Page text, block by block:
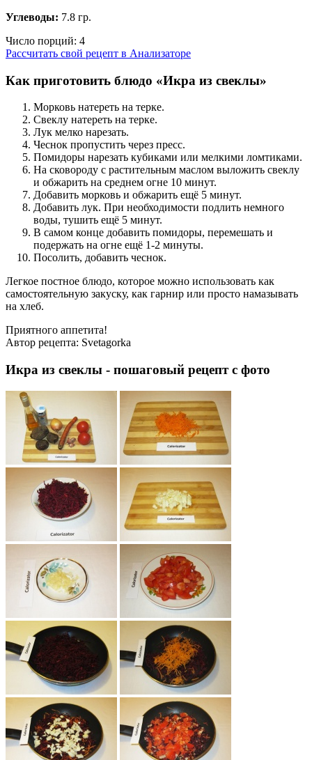
Углеводы: 7.8 гр.
Число порций: 4
Рассчитать свой рецепт в Анализаторе
Как приготовить блюдо «Икра из свеклы»
Морковь натереть на терке.
Свеклу натереть на терке.
Лук мелко нарезать.
Чеснок пропустить через пресс.
Помидоры нарезать кубиками или мелкими ломтиками.
На сковороду с растительным маслом выложить свеклу
и обжарить на среднем огне 10 минут.
Добавить морковь и обжарить ещё 5 минут.
Добавить лук. При необходимости подлить немного
воды, тушить ещё 5 минут.
В самом конце добавить помидоры, перемешать и
подержать на огне ещё 1-2 минуты.
Посолить, добавить чеснок.
Легкое постное блюдо, которое можно использовать как
самостоятельную закуску, как гарнир или просто намазывать
на хлеб.
Приятного аппетита!
Автор рецепта: Svetagorka
Икра из свеклы - пошаговый рецепт с фото